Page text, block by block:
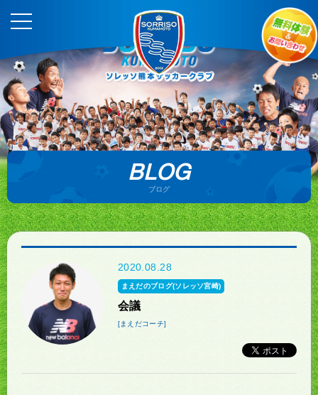
BLOG
ブログ
2020.08.28
まえだのブログ(ソレッソ宮崎)
会議
[まえだコーチ]